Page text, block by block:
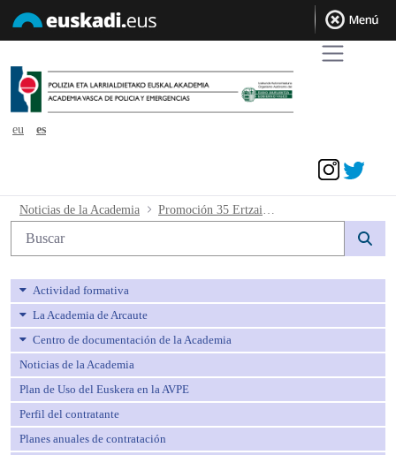
eu
es
Promoción 35 Ertzaintza. Acuerdo
Noticias de la Academia
Búsqueda web
Actividad formativa
La Academia de Arcaute
Centro de documentación de la Academia
Noticias de la Academia
Plan de Uso del Euskera en la AVPE
Perfil del contratante
Planes anuales de contratación